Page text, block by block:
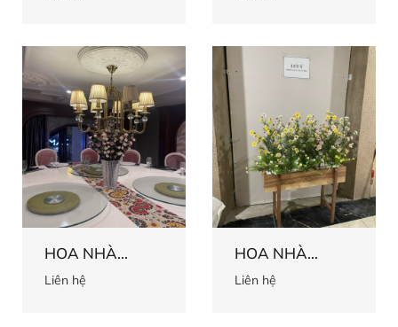
HOA NHÀ
HÀNG 2
Liên hệ
HOA NHÀ
HÀNG 1
Liên hệ